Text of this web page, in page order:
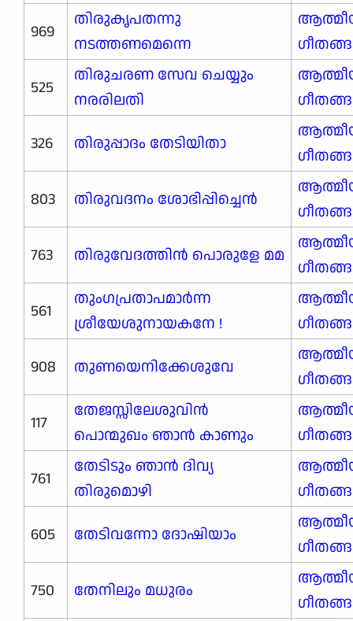
969
തിരുകൃപതന്നു
നടത്തണമെന്നെ
525
തിരുചരണ സേവ ചെയ്യും
നരരിലതി
326
തിരുപ്പാദം തേടിയിതാ
803
തിരുവദനം ശോഭിപ്പിച്ചെൻ
763
തിരുവേദത്തിൻ പൊരുളേ മമ
561
തുംഗപ്രതാപമാർന്ന
ശ്രീയേശുനായകനേ !
908
തുണയെനിക്കേശുവേ
117
തേജസ്സിലേശുവിൻ
പൊന്മുഖം ഞാൻ കാണും
761
തേടിടും ഞാൻ ദിവ്യ
തിരുമൊഴി
605
തേടിവന്നോ ദോഷിയാം
750
തേനിലും മധുരം